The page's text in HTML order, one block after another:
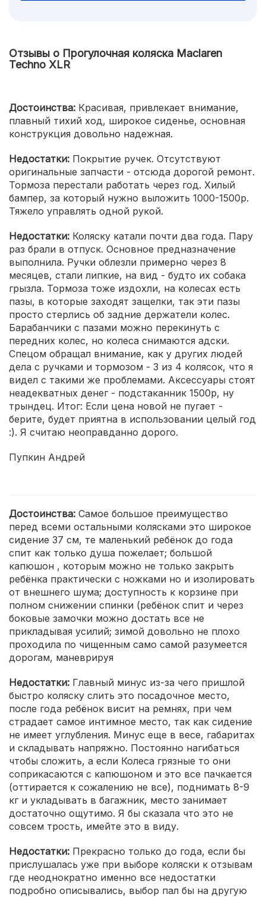
Отзывы о Прогулочная коляска Maclaren
Techno XLR
Достоинства: Красивая, привлекает внимание,
плавный тихий ход, широкое сиденье, основная
конструкция довольно надежная.
Недостатки: Покрытие ручек. Отсутствуют
оригинальные запчасти - отсюда дорогой ремонт.
Тормоза перестали работать через год. Хилый
бампер, за который нужно выложить 1000-1500р.
Тяжело управлять одной рукой.
Недостатки: Коляску катали почти два года. Пару
раз брали в отпуск. Основное предназначение
выполнила. Ручки облезли примерно через 8
месяцев, стали липкие, на вид - будто их собака
грызла. Тормоза тоже издохли, на колесах есть
пазы, в которые заходят защелки, так эти пазы
просто стерлись об задние держатели колес.
Барабанчики с пазами можно перекинуть с
передних колес, но колеса снимаются адски.
Спецом обращал внимание, как у других людей
дела с ручками и тормозом - 3 из 4 колясок, что я
видел с такими же проблемами. Аксессуары стоят
неадекватных денег - подстаканник 1500р, ну
трындец. Итог: Если цена новой не пугает -
берите, будет приятна в использовании целый год
:). Я считаю неоправданно дорого.
Пупкин Андрей
Достоинства: Самое большое преимущество
перед всеми остальными колясками это широкое
сидение 37 см, те маленький ребёнок до года
спит как только душа пожелает; большой
капюшон , которым можно не только закрыть
ребёнка практически с ножками но и изолировать
от внешнего шума; доступность к корзине при
полном снижении спинки (ребёнок спит и через
боковые замочки можно достать все не
прикладывая усилий; зимой довольно не плохо
проходила по чищенным само самой разумеется
дорогам, маневрируя
Недостатки: Главный минус из-за чего пришлой
быстро коляску слить это посадочное место,
после года ребёнок висит на ремнях, при чем
страдает самое интимное место, так как сидение
не имеет углубления. Минус еще в весе, габаритах
и складывать напряжно. Постоянно нагибаться
чтобы сложить, а если Колеса грязные то они
соприкасаются с капюшоном и это все пачкается
(оттирается к сожалению не все), поднимать 8-9
кг и укладывать в багажник, место занимает
достаточно ощутимо. Я бы сказала что это не
совсем трость, имейте это в виду.
Недостатки: Прекрасно только до года, если бы
прислушалась уже при выборе коляски к отзывам
где неоднократно именно все недостатки
подробно описывались, выбор пал бы на другую